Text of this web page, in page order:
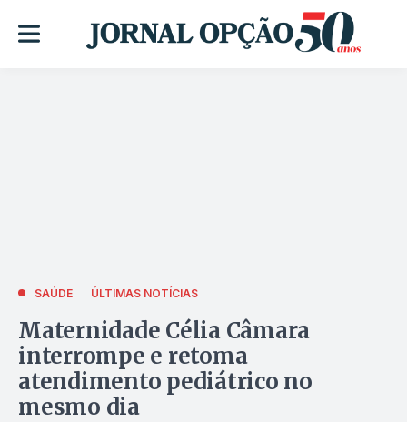
SAÚDE ÚLTIMAS NOTÍCIAS
Maternidade Célia Câmara
interrompe e retoma
atendimento pediátrico no
mesmo dia